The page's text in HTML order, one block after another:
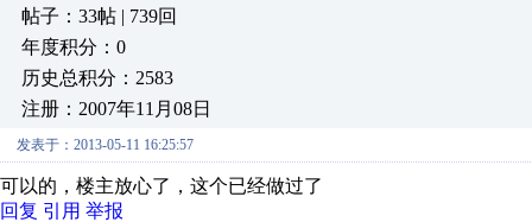
帖子：33帖 | 739回
年度积分：0
历史总积分：2583
注册：2007年11月08日
发表于：2013-05-11 16:25:57
可以的，楼主放心了，这个已经做过了
回复 引用 举报